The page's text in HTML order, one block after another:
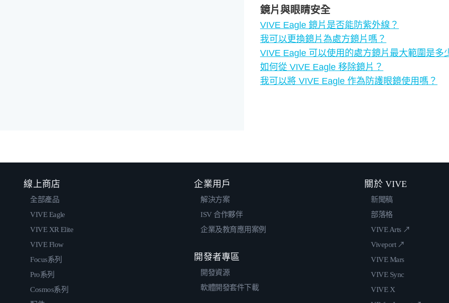
鏡片與眼睛安全
VIVE Eagle 鏡片是否能防紫外線？
我可以更換鏡片為處方鏡片嗎？
VIVE Eagle 可以使用的處方鏡片最大範圍是多
如何從 VIVE Eagle 移除鏡片？
我可以將 VIVE Eagle 作為防護眼鏡使用嗎？
線上商店
全部產品
VIVE Eagle
VIVE XR Elite
VIVE Flow
Focus系列
Pro系列
Cosmos系列
企業用戶
解決方案
ISV 合作夥伴
企業及教育應用案例
開發者專區
開發資源
軟體開發套件下載
關於 VIVE
新聞稿
部落格
VIVE Arts ↗
Viveport ↗
VIVE Mars
VIVE Sync
VIVE X